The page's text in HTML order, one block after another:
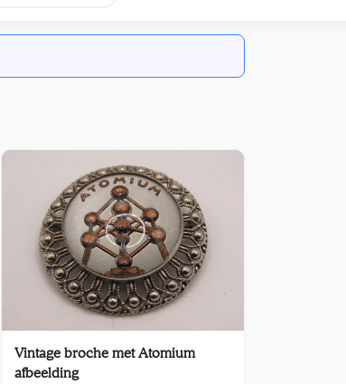
Vintage broche met Atomium
afbeelding